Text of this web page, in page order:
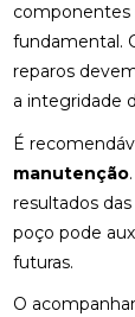
componentes
fundamental.
reparos
a integridade
É
manutenção
resultados
poço pode
futuras.
O